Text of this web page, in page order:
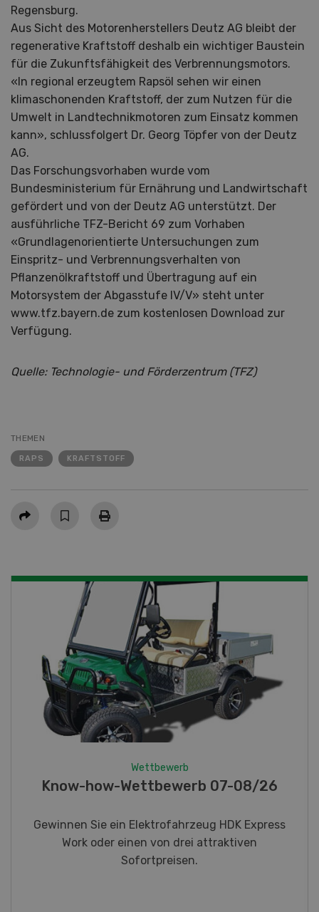
Regensburg.
Aus Sicht des Motorenherstellers Deutz AG bleibt der
regenerative Kraftstoff deshalb ein wichtiger Baustein
für die Zukunftsfähigkeit des Verbrennungsmotors.
«In regional erzeugtem Rapsöl sehen wir einen
klimaschonenden Kraftstoff, der zum Nutzen für die
Umwelt in Landtechnikmotoren zum Einsatz kommen
kann», schlussfolgert Dr. Georg Töpfer von der Deutz
AG.
Das Forschungsvorhaben wurde vom
Bundesministerium für Ernährung und Landwirtschaft
gefördert und von der Deutz AG unterstützt. Der
ausführliche TFZ-Bericht 69 zum Vorhaben
«Grundlagenorientierte Untersuchungen zum
Einspritz- und Verbrennungsverhalten von
Pflanzenölkraftstoff und Übertragung auf ein
Motorsystem der Abgasstufe IV/V» steht unter
www.tfz.bayern.de zum kostenlosen Download zur
Verfügung.
Quelle: Technologie- und Förderzentrum (TFZ)
THEMEN
RAPS KRAFTSTOFF
Teilen
Fotorätsel 07-08/26
Gewinnen Sie eines von fünf LANDI
Taschenmessern